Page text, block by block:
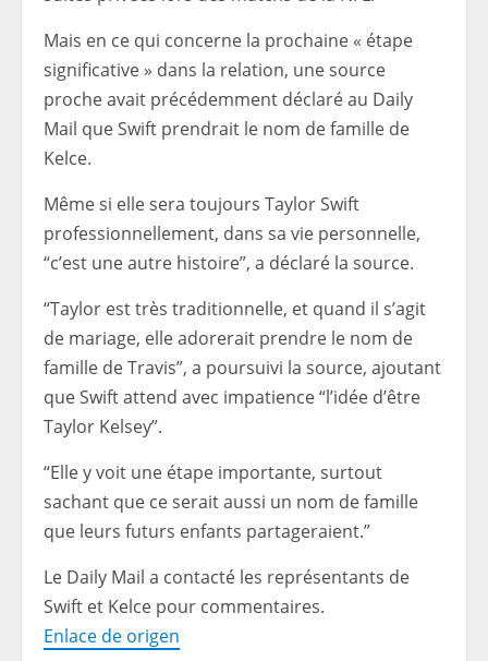
Mais en ce qui concerne la prochaine « étape
significative » dans la relation, une source
proche avait précédemment déclaré au Daily
Mail que Swift prendrait le nom de famille de
Kelce.
Même si elle sera toujours Taylor Swift
professionnellement, dans sa vie personnelle,
“c’est une autre histoire”, a déclaré la source.
“Taylor est très traditionnelle, et quand il s’agit
de mariage, elle adorerait prendre le nom de
famille de Travis”, a poursuivi la source, ajoutant
que Swift attend avec impatience “l’idée d’être
Taylor Kelsey”.
“Elle y voit une étape importante, surtout
sachant que ce serait aussi un nom de famille
que leurs futurs enfants partageraient.”
Le Daily Mail a contacté les représentants de
Swift et Kelce pour commentaires.
Enlace de origen